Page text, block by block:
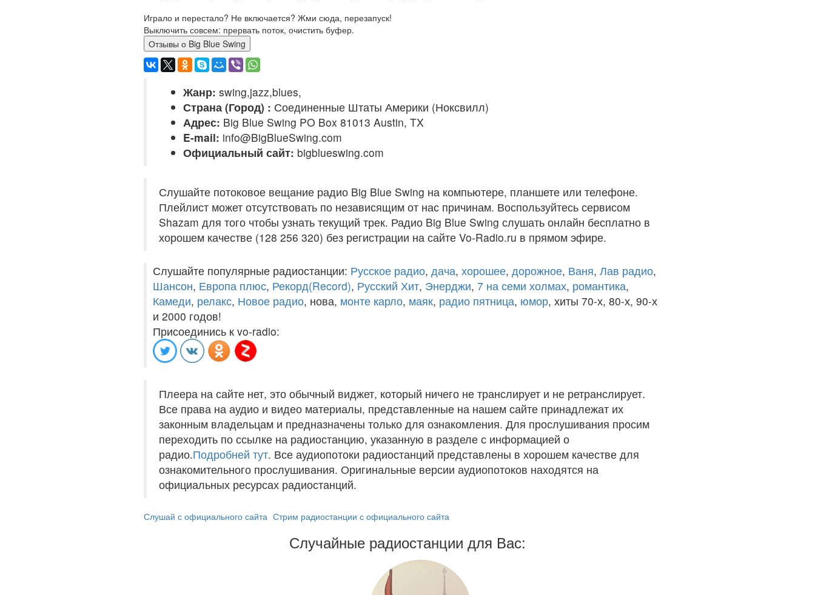
Играло и перестало? Не включается? Жми сюда, перезапуск!
Выключить совсем: прервать поток, очистить буфер.
Отзывы о Big Blue Swing
Жанр: swing,jazz,blues,
Страна (Город) : Соединенные Штаты Америки (Ноксвилл)
Адрес: Big Blue Swing PO Box 81013 Austin, TX
E-mail: info@BigBlueSwing.com
Официальный сайт: bigblueswing.com
Слушайте потоковое вещание радио Big Blue Swing на компьютере, планшете или телефоне.
Плейлист может отсутствовать по независящим от нас причинам. Воспользуйтесь сервисом
Shazam для того чтобы узнать текущий трек. Радио Big Blue Swing слушать онлайн бесплатно в
хорошем качестве (128 256 320) без регистрации на сайте Vo-Radio.ru в прямом эфире.
Слушайте популярные радиостанции: Русское радио, дача, хорошее, дорожное, Ваня, Лав радио,
Шансон, Европа плюс, Рекорд(Record), Русский Хит, Энерджи, 7 на семи холмах, романтика,
Камеди, релакс, Новое радио, нова, монте карло, маяк, радио пятница, юмор, хиты 70-х, 80-х, 90-х
и 2000 годов!
Присоединись к vo-radio:
Плеера на сайте нет, это обычный виджет, который ничего не транслирует и не ретранслирует.
Все права на аудио и видео материалы, представленные на нашем сайте принадлежат их
законным владельцам и предназначены только для ознакомления. Для прослушивания просим
переходить по ссылке на радиостанцию, указанную в разделе с информацией о
радио.Подробней тут. Все аудиопотоки радиостанций представлены в хорошем качестве для
ознакомительного прослушивания. Оригинальные версии аудиопотоков находятся на
официальных ресурсах радиостанций.
Слушай с официального сайта Стрим радиостанции с официального сайта
Случайные радиостанции для Вас: